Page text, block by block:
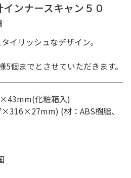
インナースキャン５０
イリッシュなデザイン。
個までとさせていただきます。
化粧箱入)
(材：ABS樹脂、